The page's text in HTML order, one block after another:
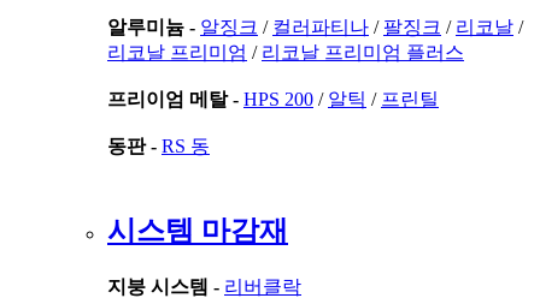
알루미늄 - 알징크 / 컬러파티나 / 팔징크 / 리코날 /
리코날 프리미엄 / 리코날 프리미엄 플러스
프리이엄 메탈 - HPS 200 / 알틱 / 프린틸
동판 - RS 동
시스템 마감재
지붕 시스템 - 리버클락